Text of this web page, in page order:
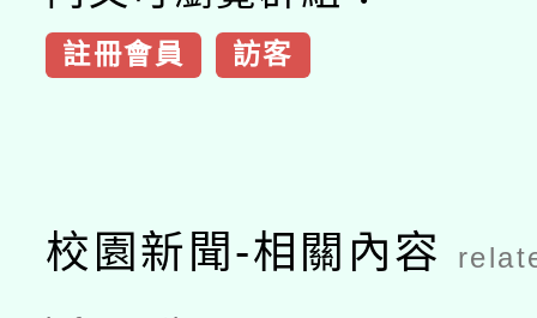
註冊會員 訪客
校園新聞-相關內容